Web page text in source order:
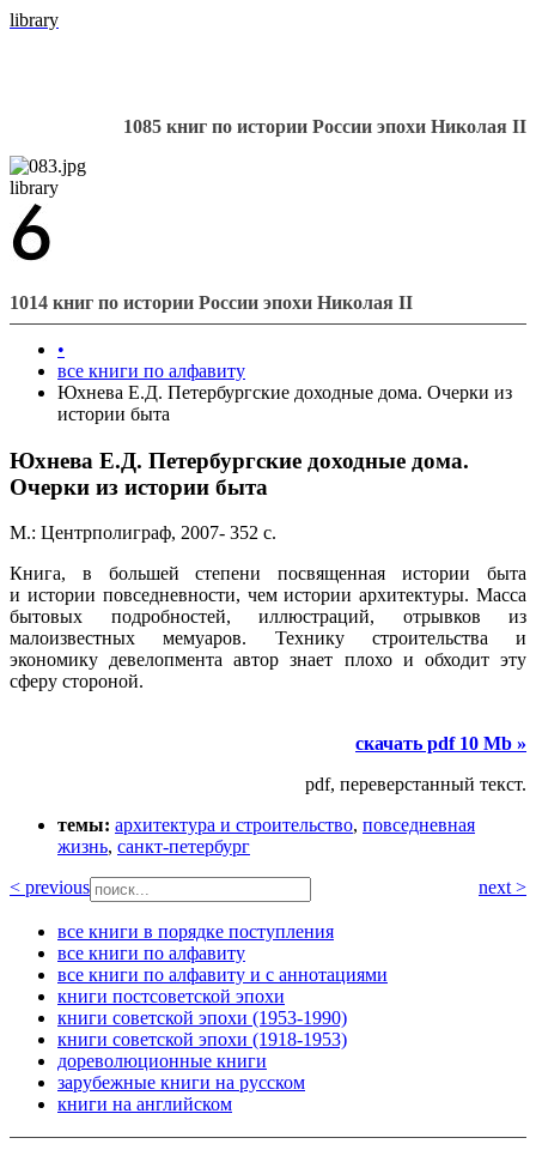
library
1085 книг по истории России эпохи Николая II
library
1014 книг по истории России эпохи Николая II
•
все книги по алфавиту
Юхнева Е.Д. Петербургские доходные дома. Очерки из
истории быта
Юхнева Е.Д. Петербургские доходные дома.
Очерки из истории быта
М.: Центрполиграф, 2007- 352 с.
Книга, в большей степени посвященная истории быта
и истории повседневности, чем истории архитектуры. Масса
бытовых подробностей, иллюстраций, отрывков из
малоизвестных мемуаров. Технику строительства и
экономику девелопмента автор знает плохо и обходит эту
сферу стороной.
скачать pdf 10 Mb »
pdf, переверстанный текст.
темы: архитектура и строительство, повседневная
жизнь, санкт-петербург
< previous
next >
все книги в порядке поступления
все книги по алфавиту
все книги по алфавиту и с аннотациями
книги постсоветской эпохи
книги советской эпохи (1953-1990)
книги советской эпохи (1918-1953)
дореволюционные книги
зарубежные книги на русском
книги на английском